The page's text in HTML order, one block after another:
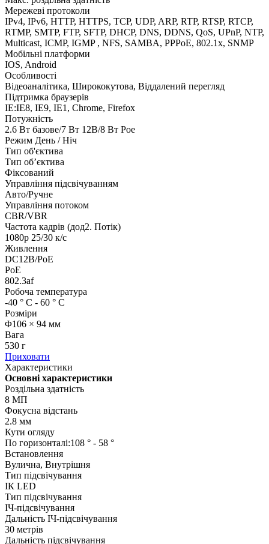
Мережеві протоколи
IPv4, IPv6, HTTP, HTTPS, TCP, UDP, ARP, RTP, RTSP, RTCP,
RTMP, SMTP, FTP, SFTP, DHCP, DNS, DDNS, QoS, UPnP, NTP,
Multicast, ICMP, IGMP , NFS, SAMBA, PPPoE, 802.1x, SNMP
Мобільні платформи
IOS, Android
Особливості
Відеоаналітика, Ширококутова, Віддалений перегляд
Підтримка браузерів
IE:IE8, IE9, IE1, Chrome, Firefox
Потужність
2.6 Вт базове/7 Вт 12В/8 Вт Poe
Режим День / Ніч
Тип об'єктива
Тип об’єктива
Фіксований
Управління підсвічуванням
Авто/Ручне
Управління потоком
CBR/VBR
Частота кадрів (дод2. Потік)
1080p 25/30 к/с
Живлення
DC12В/PoE
PoE
802.3af
Робоча температура
-40 ° C - 60 ° C
Розміри
Φ106 × 94 мм
Вага
530 г
Приховати
Характеристики
Основні характеристики
Роздільна здатність
8 МП
Фокусна відстань
2.8 мм
Кути огляду
По горизонталі:108 ° - 58 °
Встановлення
Вулична, Внутрішня
Тип підсвічування
ІК LED
Тип підсвічування
IЧ-підсвічування
Дальність ІЧ-підсвічування
30 метрів
Дальність підсвічування